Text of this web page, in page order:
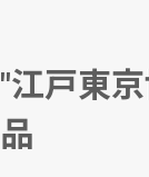
"江戸東
品